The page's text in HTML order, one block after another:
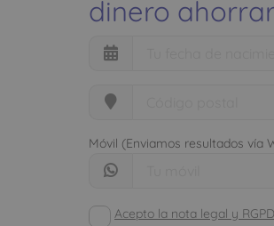
dinero
Móvil (Enviamos resultados vía
Acepto la nota legal y RGPD